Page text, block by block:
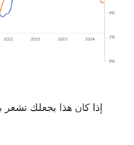
إذا كان هذا يجعلك